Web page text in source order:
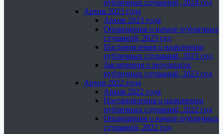
публичных слушаний, 2024 год
Архив 2023 года
Архив 2023 года
Оповещения о начале публичных
слушаний, 2023 год
Постановления о назначении
публичных слушаний, 2023 год
Заключения о результатах
публичных слушаний, 2023 год
Архив 2022 года
Архив 2022 года
Постановления о назначении
публичных слушаний, 2022 год
Оповещения о начале публичных
слушаний, 2022 год